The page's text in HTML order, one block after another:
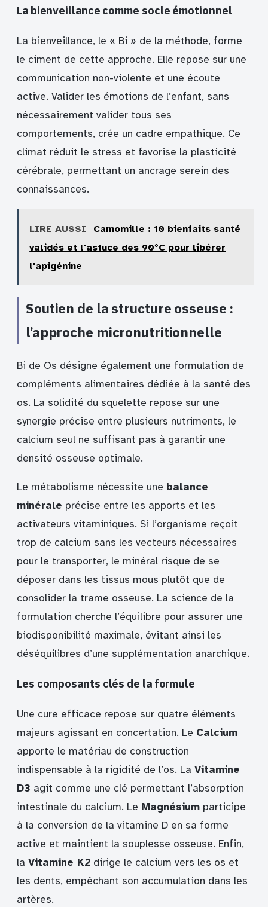
La bienveillance comme socle émotionnel
La bienveillance, le « Bi » de la méthode, forme
le ciment de cette approche. Elle repose sur une
communication non-violente et une écoute
active. Valider les émotions de l’enfant, sans
nécessairement valider tous ses
comportements, crée un cadre empathique. Ce
climat réduit le stress et favorise la plasticité
cérébrale, permettant un ancrage serein des
connaissances.
LIRE AUSSI
Camomille : 10 bienfaits santé
validés et l'astuce des 90°C pour libérer
l'apigénine
Soutien de la structure osseuse :
l’approche micronutritionnelle
Bi de Os désigne également une formulation de
compléments alimentaires dédiée à la santé des
os. La solidité du squelette repose sur une
synergie précise entre plusieurs nutriments, le
calcium seul ne suffisant pas à garantir une
densité osseuse optimale.
Le métabolisme nécessite une balance
minérale précise entre les apports et les
activateurs vitaminiques. Si l’organisme reçoit
trop de calcium sans les vecteurs nécessaires
pour le transporter, le minéral risque de se
déposer dans les tissus mous plutôt que de
consolider la trame osseuse. La science de la
formulation cherche l’équilibre pour assurer une
biodisponibilité maximale, évitant ainsi les
déséquilibres d’une supplémentation anarchique.
Les composants clés de la formule
Une cure efficace repose sur quatre éléments
majeurs agissant en concertation. Le Calcium
apporte le matériau de construction
indispensable à la rigidité de l’os. La Vitamine
D3 agit comme une clé permettant l’absorption
intestinale du calcium. Le Magnésium participe
à la conversion de la vitamine D en sa forme
active et maintient la souplesse osseuse. Enfin,
la Vitamine K2 dirige le calcium vers les os et
les dents, empêchant son accumulation dans les
artères.